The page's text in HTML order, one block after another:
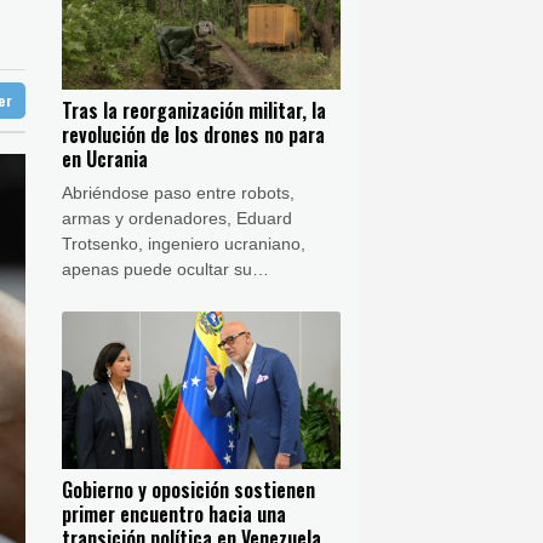
26 °C
Buenos Aires
7 °C
17 °C
dólares
uruguayo
Tras la reorganización militar, la
revolución de los drones no para
en Ucrania
Abriéndose paso entre robots,
armas y ordenadores, Eduard
Trotsenko, ingeniero ucraniano,
apenas puede ocultar su
taller y alaba uno tras otro sus
drones terrestres y sus prototipos
futuristas.
Gobierno y oposición sostienen
primer encuentro hacia una